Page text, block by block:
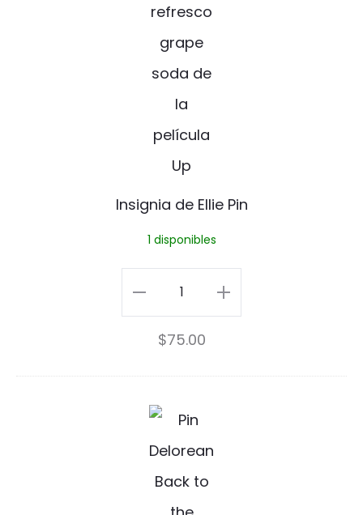
e
E
l
l
i
i
Insignia de Ellie Pin
1 disponibles
Insignia
de
Pin
cantidad
$75.00
D
e
l
o